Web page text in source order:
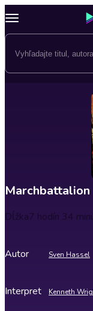
Marchbattalion
Dĺžka7 hodín 34
Autor Sven Hassel
Interpret Kenneth